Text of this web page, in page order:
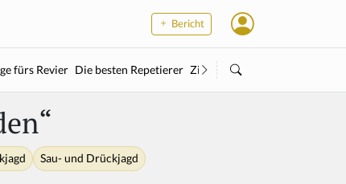
Bericht
fürs Revier Die besten Repetierer Zielstock
Sau- und Drückjagd